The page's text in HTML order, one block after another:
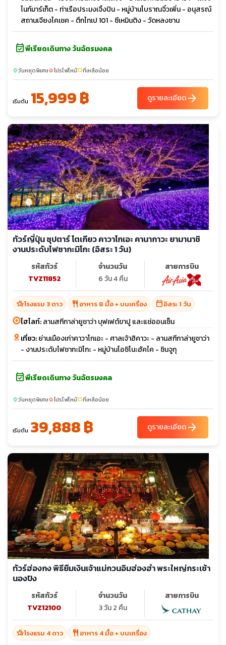
ไนท์มาร์เก็ต - ท่าเรือประมงเจิ้งปิน - หมู่บ้านโบราณจิ๋วเพิ่น - อนุสรณ์
สถานเจียงไคเชค - ตึกไทเป 101 - ซีเหมินติง - วัดหลงซาน
event_availableพีเรียดเดินทาง วันฉัตรมงคล
sunnyวันหยุดพิเศษlocal_fire_departmentโปรไฟไหม้confirmation_numberที่เหลือน้อย
เริ่มต้น 15,999 ฿ ดูรายละเอียดarrow_forward
ทัวร์ญี่ปุ่น ซุปตาร์ โตเกียว คาวาโกเอะ คานากาวะ ยามานาชิ
งานประดับไฟซากะมิโกะ (อิสระ 1 วัน)
รหัสทัวร์
TVZ11852
จำนวนวัน
6 วัน 4 คืน
สายการบิน
hotel_classโรงแรม 3 ดาว restaurant อาหาร 8 มื้อ + บนเครื่อง calendar_todayอิสระ 1 วัน
ไฮไลท์:ลานสกีกาล่ายูชาว่า บุฟเฟต์ขาปู และแช่ออนเซ็น
เที่ยว:ย่านเมืองเก่าคาวาโกเอะ - ศาลเจ้าฮิคาวะ - ลานสกีกาล่ายูชาว่า
- งานประดับไฟชากะมิโกะ - หมู่บ้านโอชิโนะฮัคไค - ชินจูกุ
event_availableพีเรียดเดินทาง วันฉัตรมงคล
sunnyวันหยุดพิเศษlocal_fire_departmentโปรไฟไหม้confirmation_numberที่เหลือน้อย
เริ่มต้น 39,888 ฿ ดูรายละเอียดarrow_forward
ทัวร์ฮ่องกง พิธียืมเงินเจ้าแม่กวนอิมฮ่องฮำ พระใหญ่กระเช้า
นองปิง
รหัสทัวร์
TVZ12100
จำนวนวัน
3 วัน 2 คืน
สายการบิน
hotel_classโรงแรม 4 ดาว restaurant อาหาร 4 มื้อ + บนเครื่อง